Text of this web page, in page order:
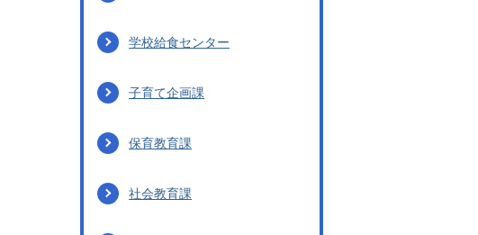
学校給食センター
子育て企画課
保育教育課
社会教育課